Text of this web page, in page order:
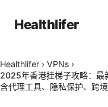
Healthlifer
Healthlifer › VPNs ›
2025年香港挂梯子攻略：最
含代理工具、隐私保护、跨